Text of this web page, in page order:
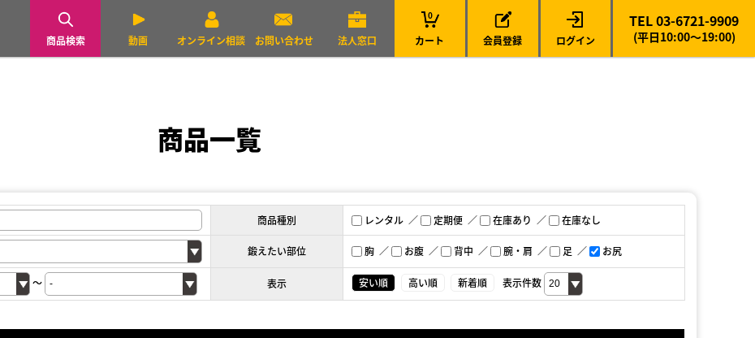
商品検索 動画 オンライン相談 お問い合わせ 法人窓口 カート
0
会員登録 ログイン
TEL 03-6721-9909
(平日10:00～19:00)
商品一覧
商品種別 レンタル 定期便 在庫あり 在庫なし
鍛えたい部位 胸 お腹 背中 腕・肩 足 お尻
～ 表示 安い順 高い順 新着順 表示件数